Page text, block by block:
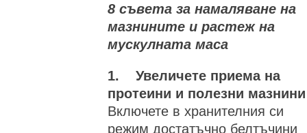
8 съвета за намаляване на
мазнините и растеж на
мускулната маса
1. Увеличете приема на
протеини и полезни мазнини
Включете в хранителния си
режим достатъчно белтъчини